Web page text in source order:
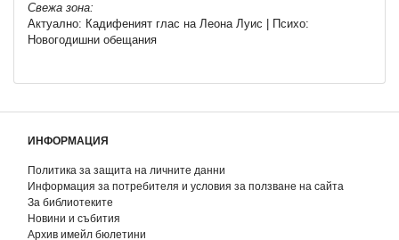
Свежа зона:
Актуално: Кадифеният глас на Леона Луис | Психо:
Новогодишни обещания
ИНФОРМАЦИЯ
Политика за защита на личните данни
Информация за потребителя и условия за ползване на сайта
За библиотеките
Новини и събития
Архив имейл бюлетини